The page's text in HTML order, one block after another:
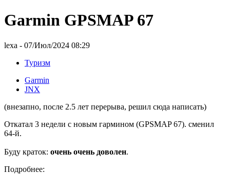
Garmin GPSMAP 67
lexa - 07/Июл/2024 08:29
Туризм
Garmin
JNX
(внезапно, после 2.5 лет перерыва, решил сюда написать)
Откатал 3 недели с новым гармином (GPSMAP 67). сменил
64-й.
Буду краток: очень очень доволен.
Подробнее: